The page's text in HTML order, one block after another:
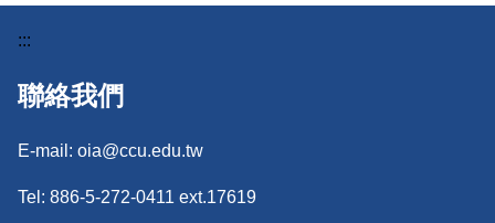
:::
聯絡我們
E-mail: oia@ccu.edu.tw
Tel: 886-5-272-0411 ext.17619